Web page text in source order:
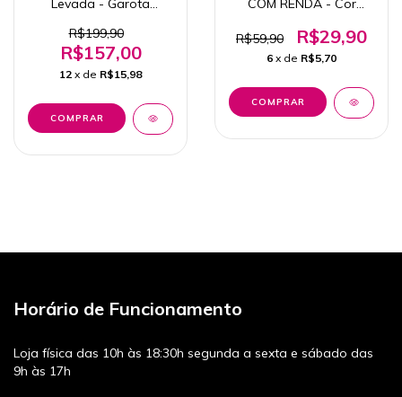
Levada - Garota
R$199,90
R$157,00
12 x de R$15,98
COMPRAR
COM RENDA - Cor
R$59,90
R$29,90
6 x de R$5,70
Horário de Funcionamento
Loja física das 10h às 18:30h segunda a sexta e sábado das
9h às 17h